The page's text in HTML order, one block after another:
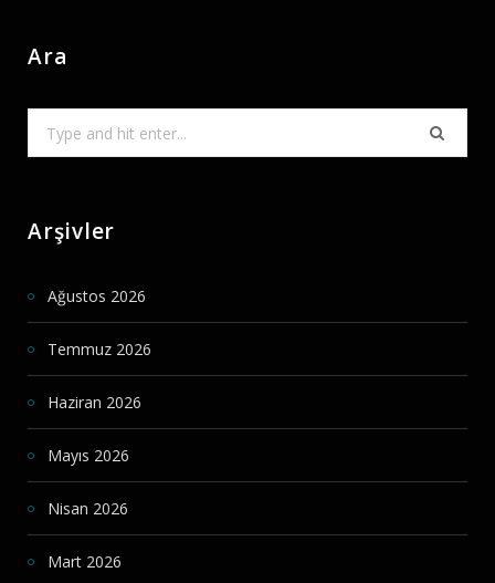
Ara
Arşivler
Ağustos 2026
Temmuz 2026
Haziran 2026
Mayıs 2026
Nisan 2026
Mart 2026